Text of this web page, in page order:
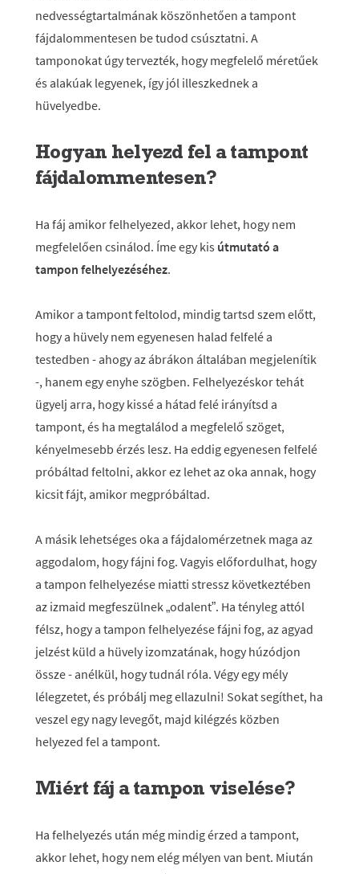
nedvességtartalmának köszönhetően a tampont
fájdalommentesen be tudod csúsztatni. A
tamponokat úgy tervezték, hogy megfelelő méretűek
és alakúak legyenek, így jól illeszkednek a
hüvelyedbe.
Hogyan helyezd fel a tampont
fájdalommentesen?
Ha fáj amikor felhelyezed, akkor lehet, hogy nem
megfelelően csinálod. Íme egy kis útmutató a
tampon felhelyezéséhez.
Amikor a tampont feltolod, mindig tartsd szem előtt,
hogy a hüvely nem egyenesen halad felfelé a
testedben - ahogy az ábrákon általában megjelenítik
-, hanem egy enyhe szögben. Felhelyezéskor tehát
ügyelj arra, hogy kissé a hátad felé irányítsd a
tampont, és ha megtalálod a megfelelő szöget,
kényelmesebb érzés lesz. Ha eddig egyenesen felfelé
próbáltad feltolni, akkor ez lehet az oka annak, hogy
kicsit fájt, amikor megpróbáltad.
A másik lehetséges oka a fájdalomérzetnek maga az
aggodalom, hogy fájni fog. Vagyis előfordulhat, hogy
a tampon felhelyezése miatti stressz következtében
az izmaid megfeszülnek „odalent”. Ha tényleg attól
félsz, hogy a tampon felhelyezése fájni fog, az agyad
jelzést küld a hüvely izomzatának, hogy húzódjon
össze - anélkül, hogy tudnál róla. Végy egy mély
lélegzetet, és próbálj meg ellazulni! Sokat segíthet, ha
veszel egy nagy levegőt, majd kilégzés közben
helyezed fel a tampont.
Miért fáj a tampon viselése?
Ha felhelyezés után még mindig érzed a tampont,
akkor lehet, hogy nem elég mélyen van bent. Miután